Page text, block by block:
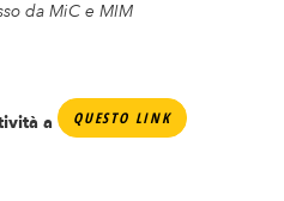
da MiC e MIM
a QUESTO LINK